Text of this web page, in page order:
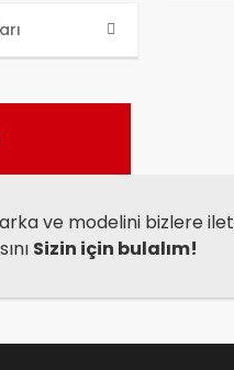
ve modelini bizlere
Sizin için bulalım!